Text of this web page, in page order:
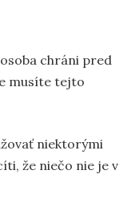
chráni pred
musíte tejto
niektorými
že niečo nie je v